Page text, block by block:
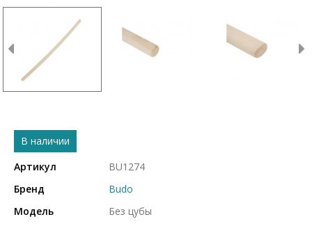
В наличии
Артикул
BU1274
Бренд
Budo
Модель
Без цубы